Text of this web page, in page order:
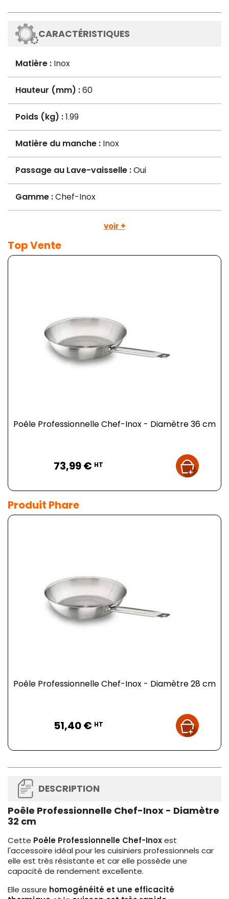
CARACTÉRISTIQUES
Matière : Inox
Hauteur (mm) :60
Poids (kg) :1.99
Matière du manche : Inox
Passage au Lave-vaisselle :Oui
Gamme :Chef-Inox
voir +
Top Vente
Poêle Professionnelle Chef-Inox - Diamètre 36 cm
73,99 € HT
Produit Phare
Poêle Professionnelle Chef-Inox - Diamètre 28 cm
51,40 € HT
DESCRIPTION
Poêle Professionnelle Chef-Inox - Diamètre
32 cm
Cette Poêle Professionnelle Chef-Inoxest
l'accessoire idéal pour les cuisiniers professionnels car
elle est très résistante et car elle possède une
capacité de rendement excellente.
Elle assure homogénéité et une efficacité